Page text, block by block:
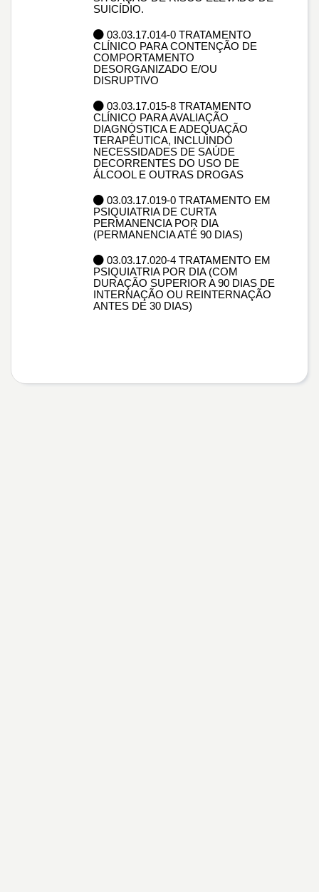
SUICÍDIO.
03.03.17.014-0 TRATAMENTO
CLÍNICO PARA CONTENÇÃO DE
COMPORTAMENTO
DESORGANIZADO E/OU
DISRUPTIVO
03.03.17.015-8 TRATAMENTO
CLÍNICO PARA AVALIAÇÃO
DIAGNÓSTICA E ADEQUAÇÃO
TERAPÊUTICA, INCLUINDO
NECESSIDADES DE SAÚDE
DECORRENTES DO USO DE
ÁLCOOL E OUTRAS DROGAS
03.03.17.019-0 TRATAMENTO EM
PSIQUIATRIA DE CURTA
PERMANENCIA POR DIA
(PERMANENCIA ATÉ 90 DIAS)
03.03.17.020-4 TRATAMENTO EM
PSIQUIATRIA POR DIA (COM
DURAÇÃO SUPERIOR A 90 DIAS DE
INTERNAÇÃO OU REINTERNAÇÃO
ANTES DE 30 DIAS)